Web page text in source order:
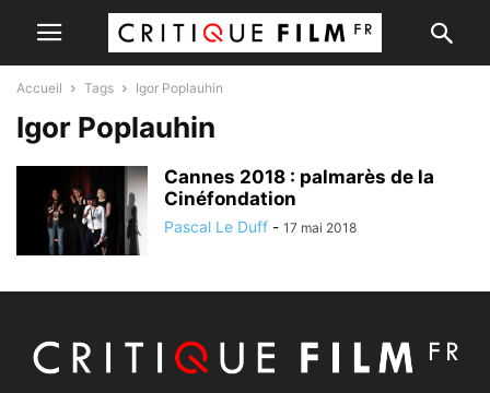
Accueil Tags Igor Poplauhin
Igor Poplauhin
Cannes 2018 : palmarès de la
Cinéfondation
Pascal Le Duff - 17 mai 2018